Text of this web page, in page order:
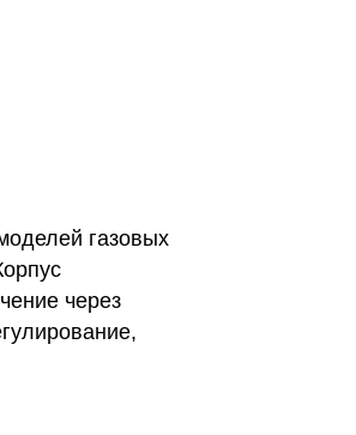
газовых
через